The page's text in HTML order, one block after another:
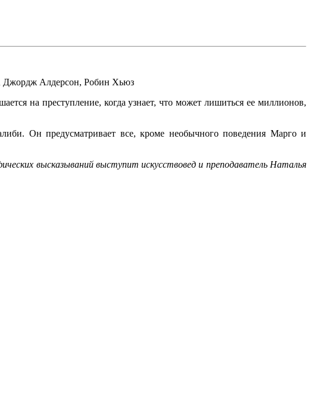
Джордж Алдерсон, Робин Хьюз
на преступление, когда узнает, что может лишиться ее миллионов,
Он предусматривает все, кроме необычного поведения Марго и
высказываний выступит искусствовед и преподаватель Наталья